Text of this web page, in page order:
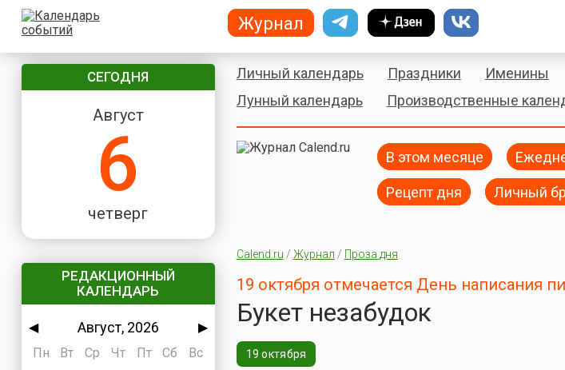
СЕГОДНЯ
Август
6
четверг
РЕДАКЦИОННЫЙ
КАЛЕНДАРЬ
◀ Август, 2026
▶
Пн
Вт Ср Чт Пт Сб
Вс
Личный календарь Праздники Именины
Лунный календарь
Производственные
В этом месяце
Рецепт дня Личный
Calend.ru / Журнал / Проза дня
19 октября отмечается День написания
Букет незабудок
19 октября
Журнал